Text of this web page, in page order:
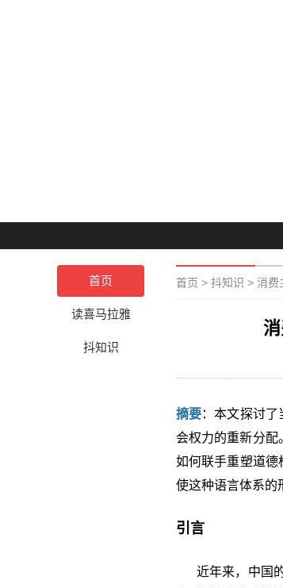
首页
读喜马拉雅
抖知识
首页 > 抖知识 > 消费
摘要：本文探讨
会权力的重新分配
如何联手重塑道德
使这种语言体系的
引言
近年来，中国的